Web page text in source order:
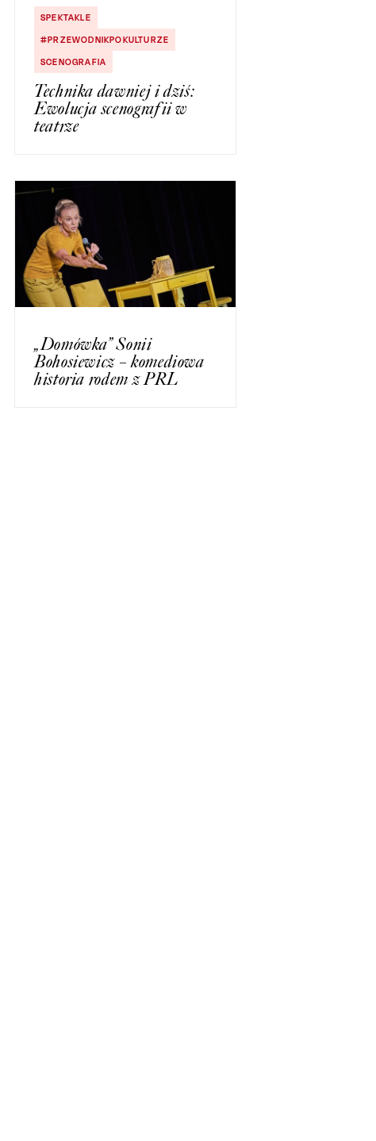
SPEKTAKLE
#PRZEWODNIKPOKULTURZE
SCENOGRAFIA
Technika dawniej i dziś:
Ewolucja scenografii w
teatrze
„Domówka” Sonii
Bohosiewicz – komediowa
historia rodem z PRL